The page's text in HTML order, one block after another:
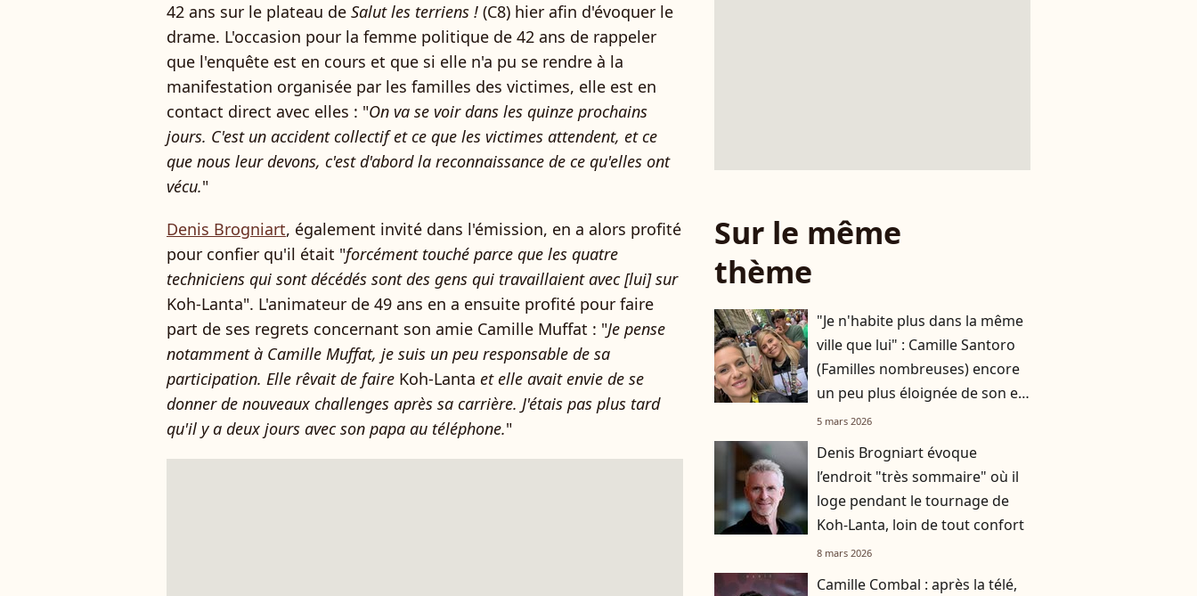
42 ans sur le plateau de Salut les terriens ! (C8) hier afin d'évoquer le
drame. L'occasion pour la femme politique de 42 ans de rappeler
que l'enquête est en cours et que si elle n'a pu se rendre à la
manifestation organisée par les familles des victimes, elle est en
contact direct avec elles : "On va se voir dans les quinze prochains
jours. C'est un accident collectif et ce que les victimes attendent, et ce
que nous leur devons, c'est d'abord la reconnaissance de ce qu'elles ont
vécu."
Denis Brogniart, également invité dans l'émission, en a alors profité
pour confier qu'il était "forcément touché parce que les quatre
techniciens qui sont décédés sont des gens qui travaillaient avec [lui] sur
Koh-Lanta". L'animateur de 49 ans en a ensuite profité pour faire
part de ses regrets concernant son amie Camille Muffat : "Je pense
notamment à Camille Muffat, je suis un peu responsable de sa
participation. Elle rêvait de faire Koh-Lanta et elle avait envie de se
donner de nouveaux challenges après sa carrière. J'étais pas plus tard
qu'il y a deux jours avec son papa au téléphone."
Sur le même
thème
"Je n'habite plus dans la même
ville que lui" : Camille Santoro
(Familles nombreuses) encore
un peu plus éloignée de son ex-
mari Nicolas, père de ses six
5 mars 2026
Denis Brogniart évoque
l’endroit "très sommaire" où il
loge pendant le tournage de
Koh-Lanta, loin de tout confort
8 mars 2026
Camille Combal : après la télé,